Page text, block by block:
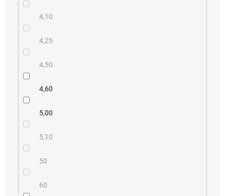
4,10
4,25
4,50
4,60
5,00
5,10
50
60